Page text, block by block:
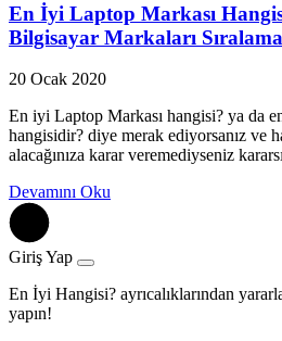
En İyi Laptop Markası
Bilgisayar Markaları
20 Ocak 2020
En iyi Laptop Markası hangisi? ya da
hangisidir? diye merak ediyorsanız ve
alacağınıza karar veremediyseniz
Devamını Oku
Giriş Yap
En İyi Hangisi? ayrıcalıklarından
yapın!